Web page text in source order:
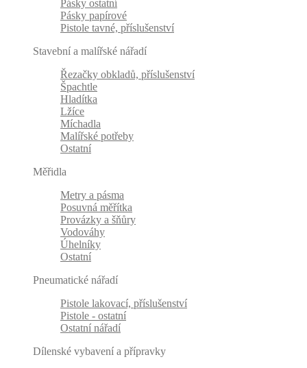
Pásky ostatní
Pásky papírové
Pistole tavné, příslušenství
Stavební a malířské nářadí
Řezačky obkladů, příslušenství
Špachtle
Hladítka
Lžíce
Míchadla
Malířské potřeby
Ostatní
Měřidla
Metry a pásma
Posuvná měřítka
Provázky a šňůry
Vodováhy
Úhelníky
Ostatní
Pneumatické nářadí
Pistole lakovací, příslušenství
Pistole - ostatní
Ostatní nářadí
Dílenské vybavení a přípravky